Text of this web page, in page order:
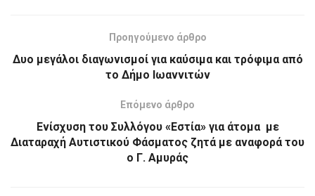
Προηγούμενο άρθρο
Δυο μεγάλοι διαγωνισμοί για καύσιμα και τρόφιμα από
το Δήμο Ιωαννιτών
Επόμενο άρθρο
Ενίσχυση του Συλλόγου «Εστία» για άτομα με
Διαταραχή Αυτιστικού Φάσματος ζητά με αναφορά του
ο Γ. Αμυράς